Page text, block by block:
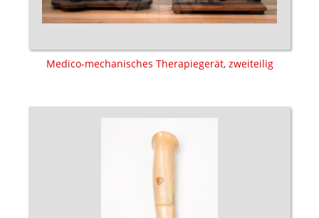
Medico-mechanisches Therapiegerät, zweiteilig